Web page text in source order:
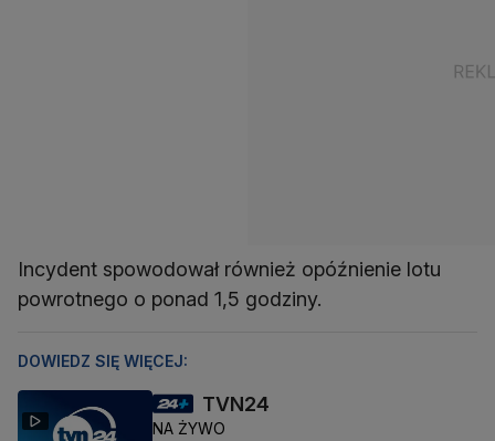
Incydent spowodował również opóźnienie lotu
powrotnego o ponad 1,5 godziny.
DOWIEDZ SIĘ WIĘCEJ:
TVN24
NA ŻYWO